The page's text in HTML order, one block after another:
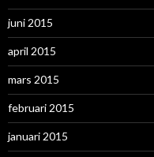
juni 2015
april 2015
mars 2015
februari 2015
januari 2015